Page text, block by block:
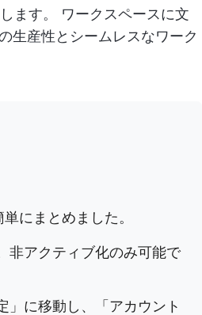
ます。 ワークスペースに文
生産性とシームレスなワーク
にまとめました。
非アクティブ化のみ可能で
」に移動し、「アカウント